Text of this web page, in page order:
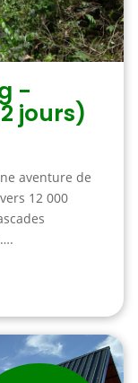
-
jours)
aventure de
12 000